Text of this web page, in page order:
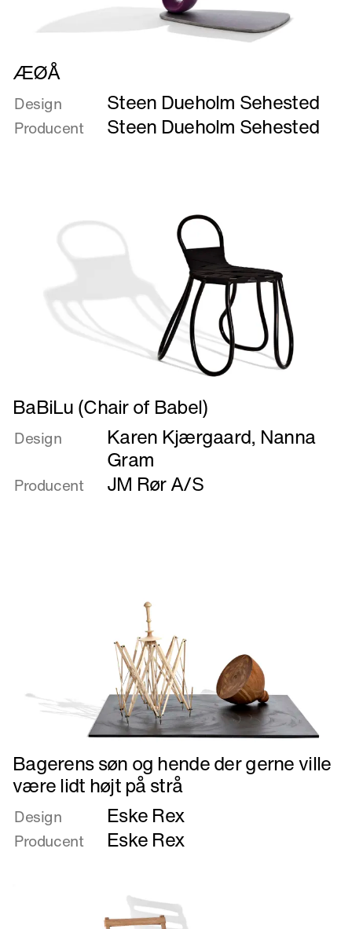
Læs
mere
om
ÆØÅ
ÆØÅ
Design Steen Dueholm Sehested
Producent Steen Dueholm Sehested
Læs
mere
om
of
BaBiLu (Chair of Babel)
Design Karen Kjærgaard, Nanna
Gram
Producent JM Rør A/S
Læs
mere
om
Bagerens
og
Bagerens søn og hende der gerne ville
være lidt højt på strå
Design Eske Rex
Producent Eske Rex